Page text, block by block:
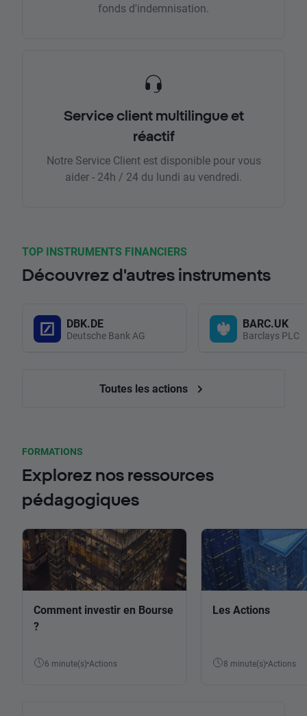
fonds d'indemnisation.
Service client multilingue et
réactif
Notre Service Client est disponible pour vous
aider - 24h / 24 du lundi au vendredi.
TOP INSTRUMENTS FINANCIERS
Découvrez d'autres instruments
DBK.DE
Deutsche Bank AG
BARC.UK
Barclays PLC
Toutes les actions
FORMATIONS
Explorez nos ressources
pédagogiques
Comment investir en Bourse
?
6 minute(s) Actions
Les Actions
8 minute(s) Actions